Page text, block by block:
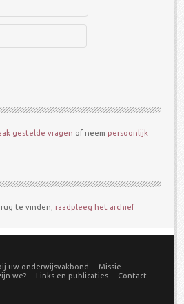
gestelde vragen of neem persoonlijk
te vinden, raadpleeg het archief
uw onderwijsvakbond
Missie
we? Links en publicaties Contact